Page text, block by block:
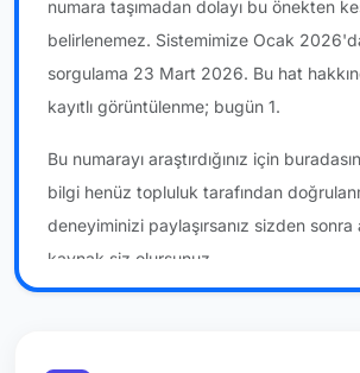
numara taşımadan dolayı bu önekten
belirlenemez. Sistemimize Ocak
sorgulama 23 Mart 2026. Bu hat
kayıtlı görüntülenme; bugün 1.
Bu numarayı araştırdığınız için
bilgi henüz topluluk tarafından
deneyiminizi paylaşırsanız sizden
kaynak siz olursunuz.